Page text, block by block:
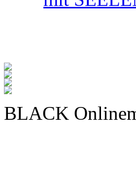
BLACK